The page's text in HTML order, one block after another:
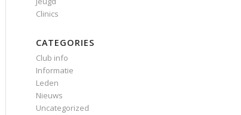
Clinics
CATEGORIES
Club info
Informatie
Leden
Nieuws
Uncategorized